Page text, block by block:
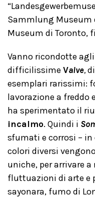
Sammlung Museum
Museum di Toronto,
Vanno ricondotte agli
difficilissime Valve,
esemplari rarissimi:
lavorazione a freddo
ha sperimentato il
incalmo. Quindi i
sfumati e corrosi –
colori diversi
uniche, per arrivare
fluttuazioni di arte e
sayonara, fumo di